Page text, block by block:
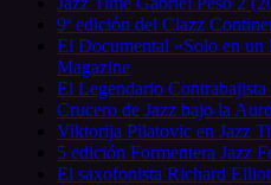
9ª edición del Clazz
El Documental «Solo en un
Magazine
El Legendario
Crucero de Jazz bajo la
Viktorija Pilatovic en Jazz
5 edición Formentera Jazz
El saxofonista Richard